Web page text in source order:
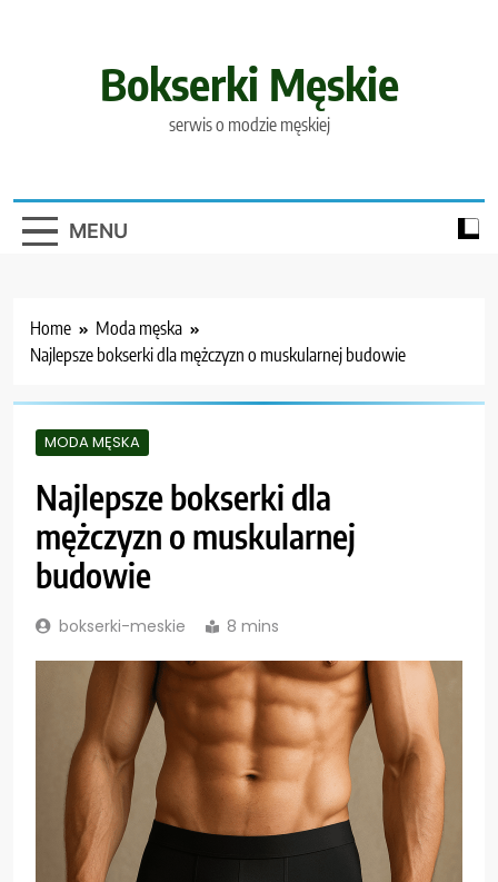
Bokserki Męskie
serwis o modzie męskiej
MENU
Home
Moda męska
Najlepsze bokserki dla mężczyzn o muskularnej budowie
MODA MĘSKA
Najlepsze bokserki dla
mężczyzn o muskularnej
budowie
bokserki-meskie 8 mins